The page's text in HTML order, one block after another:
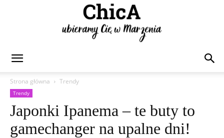
Strona główna
Trendy
Trendy
Japonki Ipanema – te buty to
gamechanger na upalne dni!